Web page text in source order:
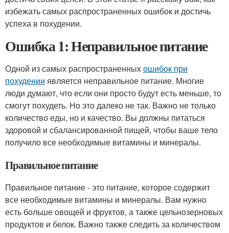
избежать самых распространенных ошибок и достичь
успеха в похудении.
Ошибка 1: Неправильное питание
Одной из самых распространенныхошибок при
похудении является неправильное питание. Многие
люди думают, что если они просто будут есть меньше, то
смогут похудеть. Но это далеко не так. Важно не только
количество еды, но и качество. Вы должны питаться
здоровой и сбалансированной пищей, чтобы ваше тело
получило все необходимые витамины и минералы.
Правильное питание
Правильное питание - это питание, которое содержит
все необходимые витамины и минералы. Вам нужно
есть больше овощей и фруктов, а также цельнозерновых
продуктов и белок. Важно также следить за количеством